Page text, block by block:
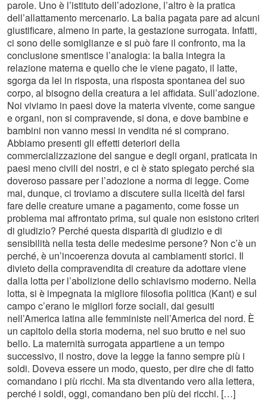
parole. Uno è l’istituto dell’adozione, l’altro è la pratica
dell’allattamento mercenario. La balia pagata pare ad alcuni
giustificare, almeno in parte, la gestazione surrogata. Infatti,
ci sono delle somiglianze e si può fare il confronto, ma la
conclusione smentisce l’analogia: la balia integra la
relazione materna e quello che le viene pagato, il latte,
sgorga da lei in risposta, una risposta spontanea del suo
corpo, al bisogno della creatura a lei affidata. Sull’adozione.
Noi viviamo in paesi dove la materia vivente, come sangue
e organi, non si compravende, si dona, e dove bambine e
bambini non vanno messi in vendita né si comprano.
Abbiamo presenti gli effetti deteriori della
commercializzazione del sangue e degli organi, praticata in
paesi meno civili dei nostri, e ci è stato spiegato perché sia
doveroso passare per l’adozione a norma di legge. Come
mai, dunque, ci troviamo a discutere sulla liceità del farsi
fare delle creature umane a pagamento, come fosse un
problema mai affrontato prima, sul quale non esistono criteri
di giudizio? Perché questa disparità di giudizio e di
sensibilità nella testa delle medesime persone? Non c’è un
perché, è un’incoerenza dovuta ai cambiamenti storici. Il
divieto della compravendita di creature da adottare viene
dalla lotta per l’abolizione dello schiavismo moderno. Nella
lotta, si è impegnata la migliore filosofia politica (Kant) e sul
campo c’erano le migliori forze sociali, dai gesuiti
nell’America latina alle femministe nell’America del nord. È
un capitolo della storia moderna, nel suo brutto e nel suo
bello. La maternità surrogata appartiene a un tempo
successivo, il nostro, dove la legge la fanno sempre più i
soldi. Doveva essere un modo, questo, per dire che di fatto
comandano i più ricchi. Ma sta diventando vero alla lettera,
perché i soldi, oggi, comandano ben più dei ricchi. […]